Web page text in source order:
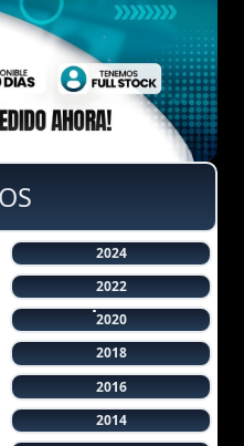
2024
2022
2020
2018
2016
2014